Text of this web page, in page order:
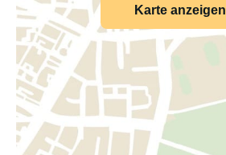
Karte anzeigen